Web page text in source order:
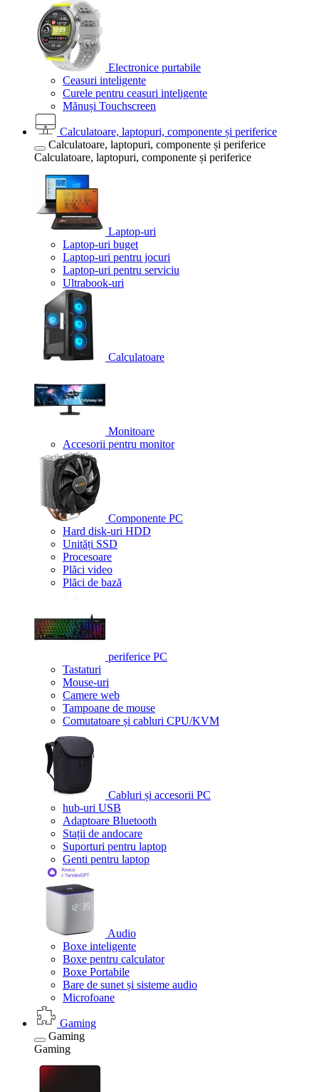
Electronice purtabile
Ceasuri inteligente
Curele pentru ceasuri inteligente
Mănuși Touchscreen
Calculatoare, laptopuri, componente și periferice
Calculatoare, laptopuri, componente și periferice
Calculatoare, laptopuri, componente și periferice
Laptop-uri
Laptop-uri buget
Laptop-uri pentru jocuri
Laptop-uri pentru serviciu
Ultrabook-uri
Calculatoare
Monitoare
Accesorii pentru monitor
Componente PC
Hard disk-uri HDD
Unități SSD
Procesoare
Plăci video
Plăci de bază
periferice PC
Tastaturi
Mouse-uri
Camere web
Tampoane de mouse
Comutatoare și cabluri CPU/KVM
Cabluri și accesorii PC
hub-uri USB
Adaptoare Bluetooth
Stații de andocare
Suporturi pentru laptop
Genti pentru laptop
Audio
Boxe inteligente
Boxe pentru calculator
Boxe Portabile
Bare de sunet și sisteme audio
Microfoane
Gaming
Gaming
Gaming